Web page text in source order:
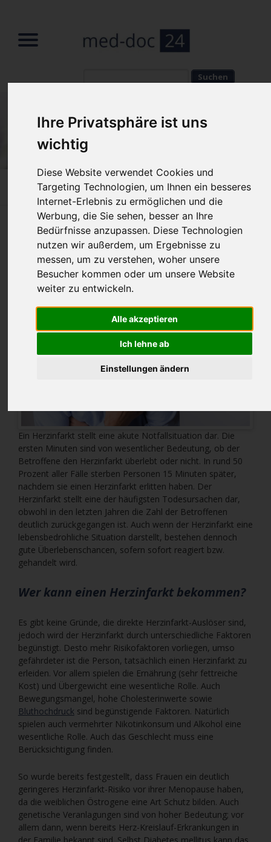
Ihre Privatsphäre ist uns
wichtig
Diese Website verwendet Cookies und
Targeting Technologien, um Ihnen ein besseres
Internet-Erlebnis zu ermöglichen und die
Werbung, die Sie sehen, besser an Ihre
Bedürfnisse anzupassen. Diese Technologien
nutzen wir außerdem, um Ergebnisse zu
messen, um zu verstehen, woher unsere
Besucher kommen oder um unsere Website
weiter zu entwickeln.
Alle akzeptieren
Ich lehne ab
Einstellungen ändern
Home»Fachbereiche»Kardiologe»Herzinfarkt
Herzinfarkt - Symptome bei
Herzinfarkt
Ein Herzinfarkt stellt eine akute Notfallsituation dar. Die
ersten Minuten sind von wesentlicher Bedeutung, ob der
Betroffene den Herzinfarkt überlebt oder nicht. In rund 50
Prozent aller Fälle sterben Personen 15 Minuten später,
nachdem sie einen Herzinfarkt erlitten haben. Der
Herzinfarkt stellt eine der häufigsten Todesursachen dar,
obwohl in den letzten Jahren die Zahl der Betroffenen
deutlich zurückgegangen ist. Auch wenn der Herzinfarkt eine
lebensbedrohliche Situation darstellt, bestehen dennoch
gute Überlebenschancen, sofern sofort reagiert bzw.
gehandelt wird.
Wer kann einen Herzinfarkt bekommen?
Es gibt keine Gründe, die direkte Herzinfarkt-Auslöser sind,
jedoch wird der Herzinfarkt durch unterschiedliche Faktoren
begünstigt. Desto mehr Risikofaktoren vorliegen, umso
gefährdeter ist die Person, tatsächlich einen Herzinfarkt zu
erleiden. Vor allem spielen die Ernährung (sehr fettreiche
Kost) und Übergewicht eine wesentliche Rolle. Auch
Bewegungsmangel, hohe Cholesterinwerte sowie
Bluthochdrucksind begünstigende Faktoren. Natürlich
spielen auch vermehrter Nikotinkonsum und Alkohol eine
wesentliche Rolle. Auch das Geschlecht muss eine
Berücksichtigung finden.
So wurde bereits festgestellt, dass Frauen ein deutlich
geringeres Herzinfarkt-Risiko vor ihrer Menopause haben,
da die weiblichen Östrogene eine Art Schutz bilden. Auch
genetische Veranlagungen sind von hoher Bedeutung; vor
allem dann, wenn bereits Herz-Kreislauf-Erkrankungen in